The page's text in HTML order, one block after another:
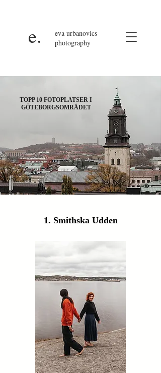
e. eva urbanovics
photography
TOPP 10 FOTOPLATSER I
GÖTEBORGSOMRÅDET
1. Smithska Udden